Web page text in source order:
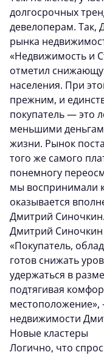
долгосрочных
девелоперам. Так,
рынка
«Недвижимость и
отметил
населения. При
прежним, и
покупатель — это
меньшими
жизни. Рынок
того же самого
понемногу
мы воспринимали
оказывается
Дмитрий Синочкин.
Дмитрий Синочкин
«Покупатель,
готов снижать
удержаться в
подтягивая
местоположение»,
недвижимости
Новые кластеры
Логично, что